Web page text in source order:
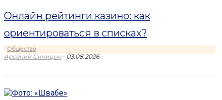
Онлайн рейтинги казино: как
ориентироваться в списках?
Общество
Арсений Синицын - 03.08.2026